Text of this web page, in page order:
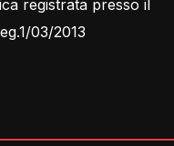
registrata presso il
03/2013